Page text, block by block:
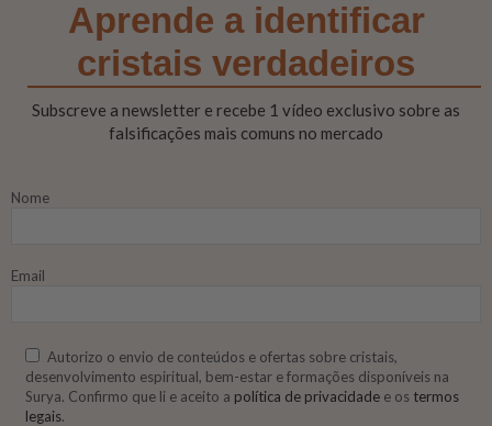
Aprende a identificar
cristais verdadeiros
Subscreve a newsletter e recebe 1 vídeo exclusivo sobre as
falsificações mais comuns no mercado
Nome
Email
Autorizo o envio de conteúdos e ofertas sobre cristais,
desenvolvimento espiritual, bem-estar e formações disponíveis na
Surya. Confirmo que li e aceito a política de privacidade e os termos
legais.